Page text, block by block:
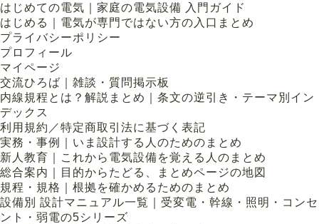
はじめての電気｜家庭の電気設備 入門ガイド
はじめる｜電気が専門ではない方の入口まとめ
プライバシーポリシー
プロフィール
マイページ
交流ひろば｜雑談・質問掲示板
内線規程とは？解説まとめ｜条文の逆引き・テーマ別イン
デックス
利用規約／特定商取引法に基づく表記
実務・事例｜いま設計する人のためのまとめ
新人教育｜これから電気設備を覚える人のまとめ
総合案内｜目的からたどる、まとめページの地図
規程・規格｜根拠を確かめるためのまとめ
設備別 設計マニュアル一覧｜受変電・幹線・照明・コンセ
ント・弱電の5シリーズ